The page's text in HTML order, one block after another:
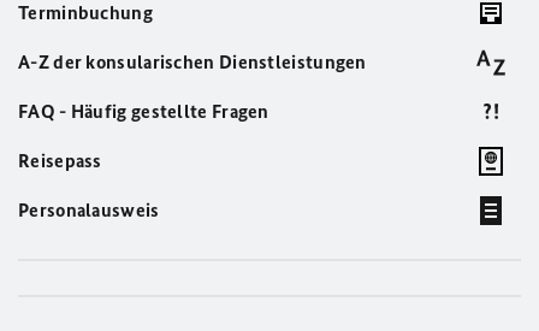
Terminbuchung
A-Z der konsularischen Dienstleistungen
FAQ - Häufig gestellte Fragen
Reisepass
Personalausweis